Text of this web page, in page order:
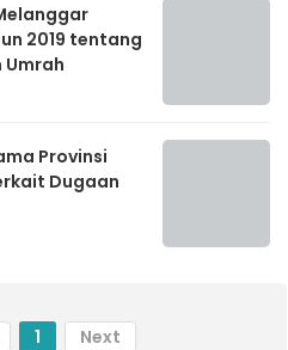
2019 tentang
Umrah
Provinsi
Dugaan
1 Next